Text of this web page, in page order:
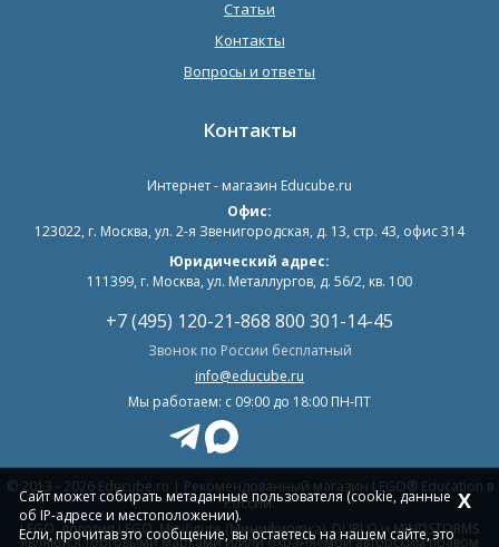
Статьи
Контакты
Вопросы и ответы
Контакты
Интернет - магазин Educube.ru
Офис:
123022, г. Москва, ул. 2-я Звенигородская, д. 13, стр. 43, офис 314
Юридический адрес:
111399, г. Москва, ул. Металлургов, д. 56/2, кв. 100
+7 (495) 120-21-868 800 301-14-45
Звонок по России бесплатный
info@educube.ru
Мы работаем: c 09:00 до 18:00 ПН-ПТ
© 2013 - 2026 Educube.ru | Рекомендованный магазин LEGO® Education в
России.
LEGO, логотип LEGO, Minifigure (Минифигурка), DUPLO и MINDSTORMS
являются торговыми марками и/или охраняемой авторским правом
X
Сайт может собирать метаданные пользователя (cookie, данные
об IP-адресе и местоположении).
Если, прочитав это сообщение, вы остаетесь на нашем сайте, это